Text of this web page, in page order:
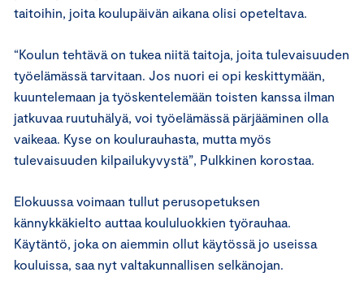
taitoihin, joita koulupäivän aikana olisi opeteltava.
“Koulun tehtävä on tukea niitä taitoja, joita tulevaisuuden
työelämässä tarvitaan. Jos nuori ei opi keskittymään,
kuuntelemaan ja työskentelemään toisten kanssa ilman
jatkuvaa ruutuhälyä, voi työelämässä pärjääminen olla
vaikeaa. Kyse on koulurauhasta, mutta myös
tulevaisuuden kilpailukyvystä”, Pulkkinen korostaa.
Elokuussa voimaan tullut perusopetuksen
kännykkäkielto auttaa koululuokkien työrauhaa.
Käytäntö, joka on aiemmin ollut käytössä jo useissa
kouluissa, saa nyt valtakunnallisen selkänojan.